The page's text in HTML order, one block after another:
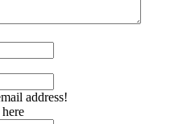
address!